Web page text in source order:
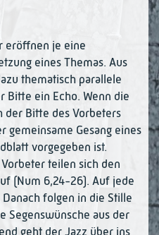
eröffnen je eine
eines The­mas. Aus
thematisch parallele
Bitte ein Echo. Wenn die
der Bitte des Vorbeters
gemeinsame Gesang eines
vorgege­ben ist.
teilen sich den
(Num 6,24-26). Auf jede
folgen in die Stille
Segenswünsche aus der
geht der Jazz über ins